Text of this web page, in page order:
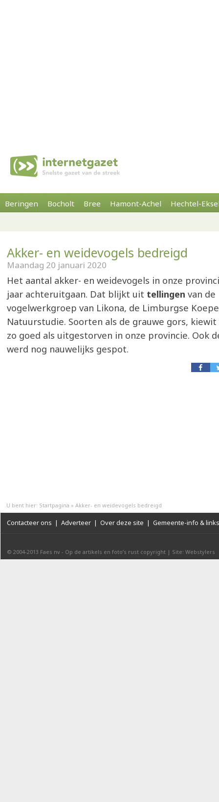
Beringen Bocholt Bree Hamont-Achel Hechtel-
Akker- en weidevogels bedreigd
Maandag 20 januari 2020
Het aantal akker- en weidevogels in onze
jaar achteruitgaan. Dat blijkt uit tellingen van de
vogelwerkgroep van Likona, de Limburgse
Natuurstudie. Soorten als de grauwe gors,
zo goed als uitgestorven in onze provincie. Ook
werd nog nauwelijks gespot.
U bent hier: Startpagina » Akker- en weidevogels bedreigd
Contacteer ons | Adverteer | Over deze site | Gemeente-info & links
© 2004-2013 Faes nv - Op de artikels en foto’s rust copyright | Site: Webstylers